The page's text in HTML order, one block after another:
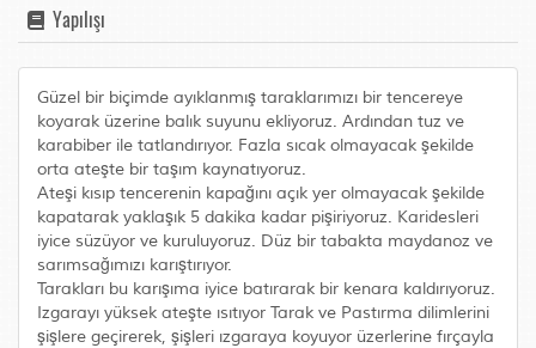
Yapılışı
Güzel bir biçimde ayıklanmış taraklarımızı bir tencereye
koyarak üzerine balık suyunu ekliyoruz. Ardından tuz ve
karabiber ile tatlandırıyor. Fazla sıcak olmayacak şekilde
orta ateşte bir taşım kaynatıyoruz.
Ateşi kısıp tencerenin kapağını açık yer olmayacak şekilde
kapatarak yaklaşık 5 dakika kadar pişiriyoruz. Karidesleri
iyice süzüyor ve kuruluyoruz. Düz bir tabakta maydanoz ve
sarımsağımızı karıştırıyor.
Tarakları bu karışıma iyice batırarak bir kenara kaldırıyoruz.
Izgarayı yüksek ateşte ısıtıyor Tarak ve Pastırma dilimlerini
şişlere geçirerek, şişleri ızgaraya koyuyor üzerlerine fırçayla